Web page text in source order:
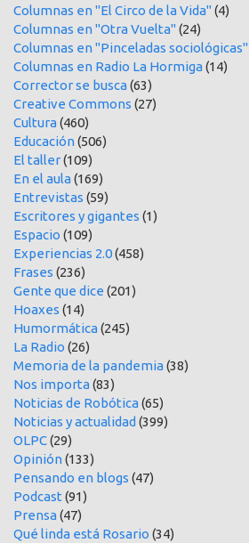
Columnas en "El Circo de la Vida"(4)
Columnas en "Otra Vuelta"(24)
Columnas en "Pinceladas sociológicas"
Columnas en Radio La Hormiga(14)
Corrector se busca(63)
Creative Commons (27)
Cultura(460)
Educación(506)
El taller(109)
En el aula(169)
Entrevistas (59)
Escritores y gigantes (1)
Espacio (109)
Experiencias 2.0(458)
Frases (236)
Gente que dice (201)
Hoaxes (14)
Humormática(245)
La Radio (26)
Memoria de la pandemia(38)
Nos importa(83)
Noticias de Robótica(65)
Noticias y actualidad (399)
OLPC(29)
Opinión(133)
Pensando en blogs (47)
Podcast (91)
Prensa(47)
Qué linda está Rosario (34)